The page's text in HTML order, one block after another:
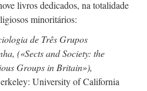
livros dedicados, na totalidade
minoritários:
de Três Grupos
(«Sects and Society: the
Groups in Britain»),
University of California